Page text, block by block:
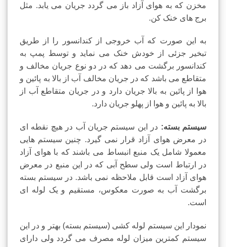
مخزن که به هوای آزاد باز می گردد جریان می یابد. مثل
برج های خنک کن.
به این صورت که آب خروجی از کندانسور را از طریق
تبخیر جزئی از خودش خنک می نماید و توسط پمپ به
کندانسور برگشت می دهد که در دو نوع جریان مخالف و
متقاطع می باشد که در جریان مخالف آب از بالا به پائین و
هوا از پائین به بالا جریان دارد و در جریان متقاطع آب از
بالا به پائین و هوا از پهلو جریان دارد.
سیستم بسته: در این سیستم جریان آب در هیچ نقطه ای
در معرض هوای آزاد قرار نمی گیرد. چنین سیستم هایی
معمولا شامل یک منبع انبساط می باشند که با هوای آزاد
در ارتباط است ولی سطح آبی که در این منبع در معرض
هوای آزاد است قابل ملاحظه نمی باشد. در سیستم بسته
برگشت آب به صورت معکوس، مستقیم و یک لوله ای
است.
نمودار این سیستم لوله کشی (سیستم بسته) بهتر و در این
سیستم کمترین میزان لوله مصرف می گردد ولی دارای